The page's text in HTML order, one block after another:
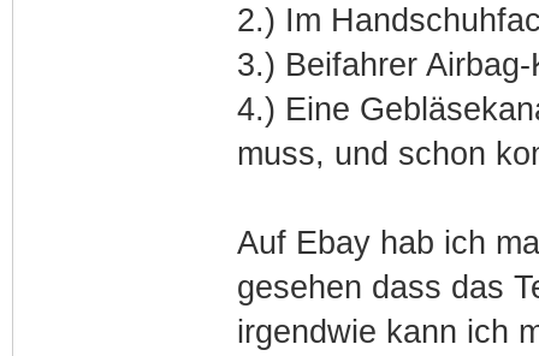
2.) Im
3.) Beifahrer
4.) Eine
muss, und schon
Auf Ebay hab ich
gesehen dass das
irgendwie kann ich